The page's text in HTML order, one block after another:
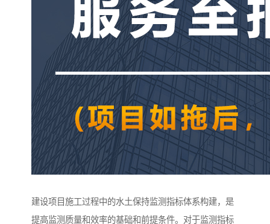
建设项目施工过程中的水土保持监测指标体系构建，是
提高监测质量和效率的基础和前提条件。对于监测指标